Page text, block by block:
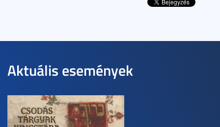
Aktuális események